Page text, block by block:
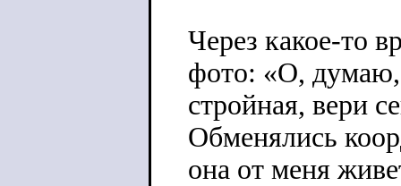
Через какое-то
фото: «О, думаю,
стройная, вери
Обменялись
она от меня